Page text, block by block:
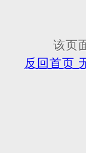
该页
反回首页